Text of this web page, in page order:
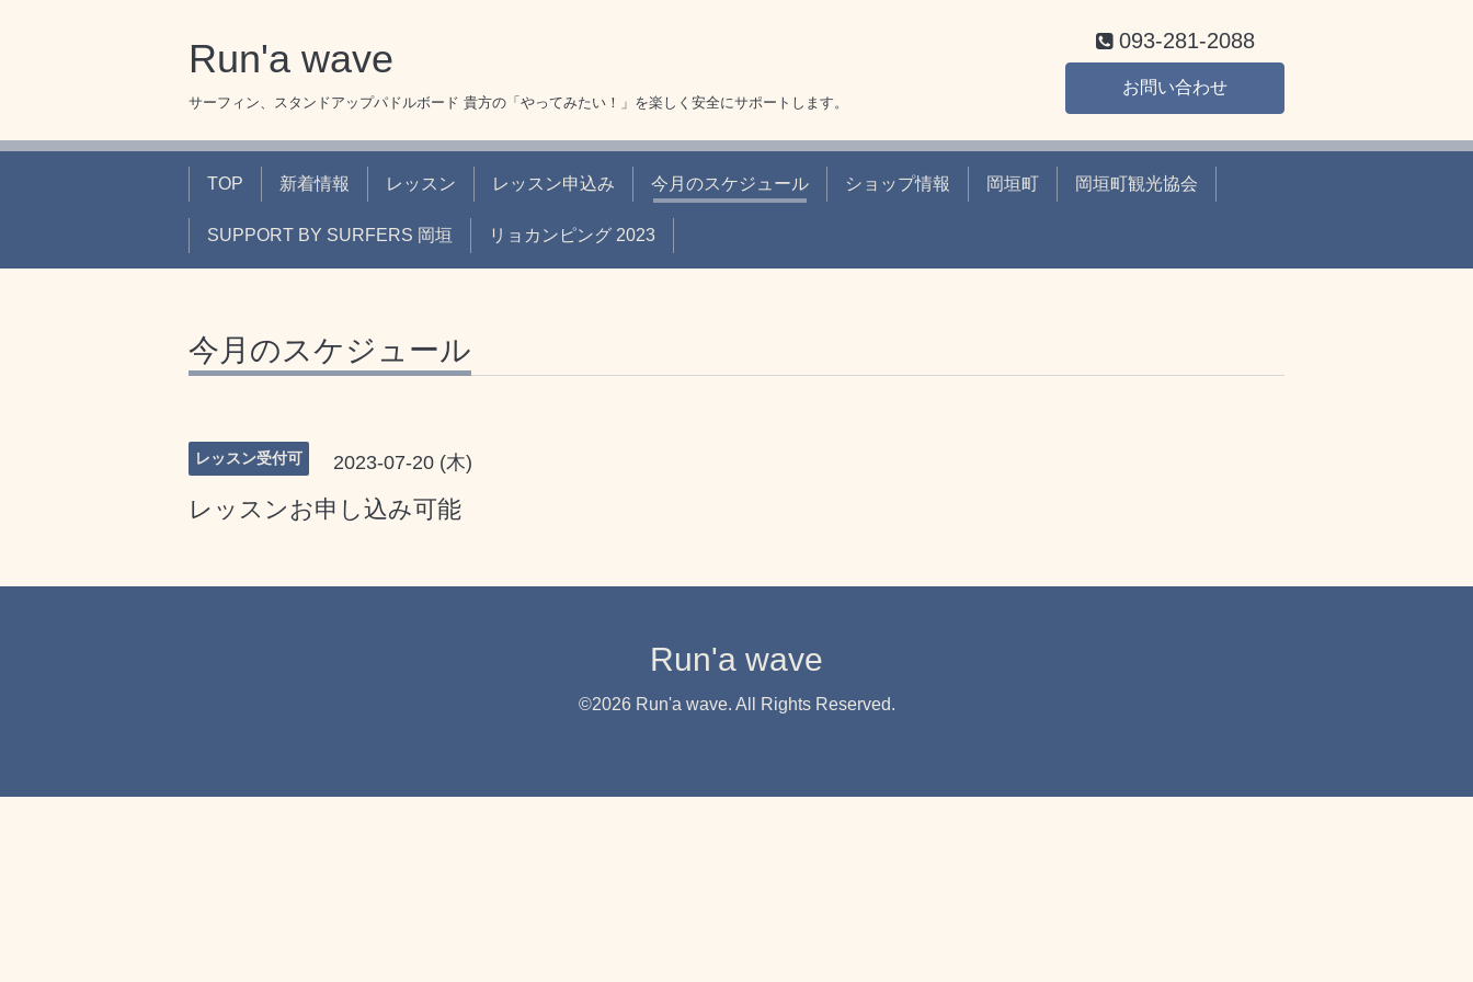
Run'a wave
サーフィン、スタンドアップパドルボード 貴方の「やってみたい！」を楽しく安全にサポートします。
093-281-2088
お問い合わせ
TOP 新着情報 レッスン レッスン申込み 今月のスケジュール ショップ情報 岡垣町 岡垣町観光協会
SUPPORT BY SURFERS 岡垣 リョカンピング 2023
今月のスケジュール
レッスン受付可 2023-07-20 (木)
レッスンお申し込み可能
Run'a wave
©2026 Run'a wave. All Rights Reserved.